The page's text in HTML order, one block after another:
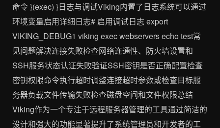
命令 }(exec) }日志与调试Viking内置了日志系统可以通过
环境变量启用详细日志# 启用调试日志 export
VIKING_DEBUG1 viking exec webservers echo test常
见问题解决连接失败检查网络连通性、防火墙设置和
SSH服务状态认证失败验证SSH密钥是否正确配置检查
密钥权限命令执行超时调整连接超时参数或检查目标服
务器负载文件传输失败检查磁盘空间和文件权限总结
Viking作为一个专注于远程服务器管理的工具通过简洁的
设计和强大的功能显著提升了系统管理员和开发者的工